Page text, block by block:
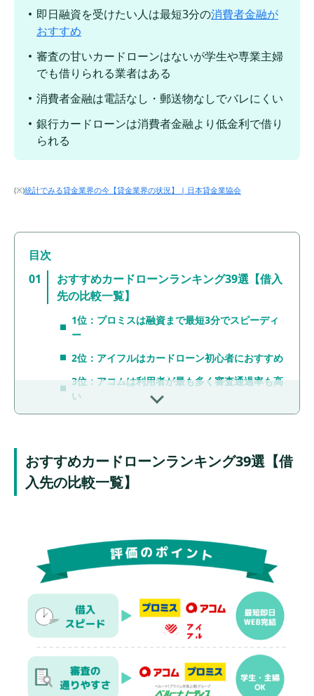
即日融資を受けたい人は最短3分の消費者金融が
おすすめ
審査の甘いカードローンはないが学生や専業主婦
でも借りられる業者はある
消費者金融は電話なし・郵送物なしでバレにくい
銀行カードローンは消費者金融より低金利で借り
られる
(※)統計でみる貸金業界の今【貸金業界の状況】 | 日本貸金業協会
おすすめカードローンランキング39選【借入
先の比較一覧】
1位：プロミスは融資まで最短3分でスピーディ
ー
2位：アイフルはカードローン初心者におすすめ
3位：アコムは利用者が最も多く審査通過率も高
い
4位：レイクは365日の無利息期間がある
資！返済時にVポイントも貯められる
6位：PayPay銀行カードローンは返済額が毎月
8位：住信SBIネット銀行カードローンは口座が
あれば申込みがスムーズ
9位：三井住友銀行カードローンは低金利で審査
も最短当日に完了
10位：イオン銀行カードローンは返済方法が豊
富で返済しやすい
11位：auじぶん銀行カードローンは借り換えな
ら金利が下がる
おすすめカードローンランキング39選【借
入先の比較一覧】